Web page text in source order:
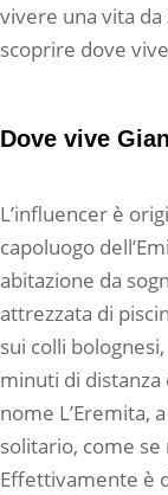
vivere una vita
scoprire dove
Dove vive
L’influencer è
capoluogo
abitazione da
attrezzata di
sui colli
minuti di distanza
nome L’Eremita,
solitario, come
Effettivamente è